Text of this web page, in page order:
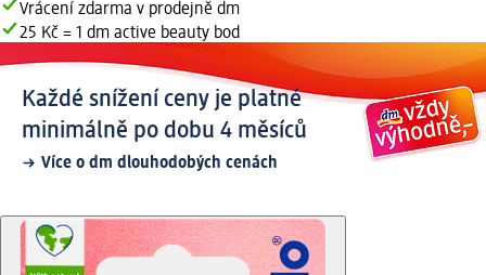
Vrácení zdarma v prodejně dm
25 Kč = 1 dm active beauty bod
Každé snížení ceny je platné
minimálně po dobu 4 měsíců
Více o dm dlouhodobých cenách